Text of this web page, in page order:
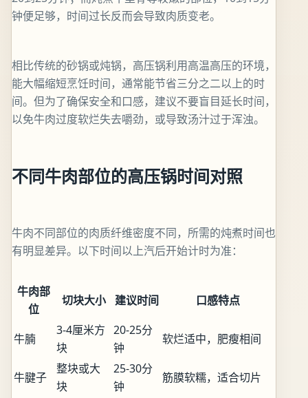
钟便足够，时间过长反而会导致肉质变老。
相比传统的砂锅或炖锅，高压锅利用高温高压的环境，
能大幅缩短烹饪时间，通常能节省三分之二以上的时
间。但为了确保安全和口感，建议不要盲目延长时间，
以免牛肉过度软烂失去嚼劲，或导致汤汁过于浑浊。
不同牛肉部位的高压锅时间对照
牛肉不同部位的肉质纤维密度不同，所需的炖煮时间也
有明显差异。以下时间以上汽后开始计时为准：
牛肉部
位
切块大小 建议时间 口感特点
牛腩
3-4厘米方
块
20-25分
钟
软烂适中，肥瘦相间
牛腱子
整块或大
块
25-30分
钟
筋膜软糯，适合切片